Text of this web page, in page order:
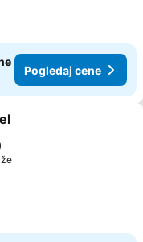
Pogledaj cene
favorite